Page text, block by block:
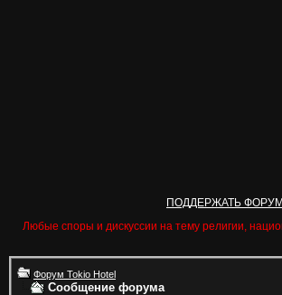
ПОДДЕРЖАТЬ ФОРУМ
Любые споры и дискуссии на тему религии,
Форум Tokio Hotel
Сообщение форума